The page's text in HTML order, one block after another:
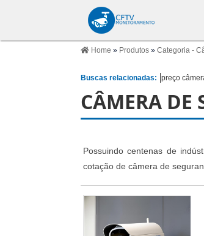
Home » Produtos » Categoria -
Buscas relacionadas: preço
CÂMERA DE
Possuindo centenas de
cotação de câmera de